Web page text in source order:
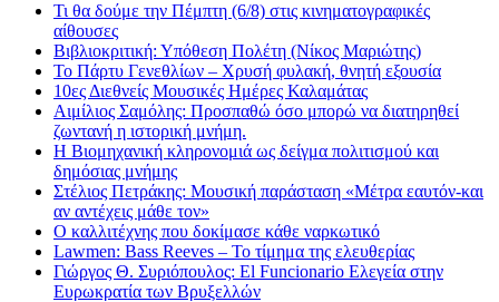
Τι θα δούμε την Πέμπτη (6/8) στις κινηματογραφικές
αίθουσες
Βιβλιοκριτική: Υπόθεση Πολέτη (Νίκος Μαριώτης)
Το Πάρτυ Γενεθλίων – Χρυσή φυλακή, θνητή εξουσία
10ες Διεθνείς Μουσικές Ημέρες Καλαμάτας
Αιμίλιος Σαμόλης: Προσπαθώ όσο μπορώ να διατηρηθεί
ζωντανή η ιστορική μνήμη.
Η Βιομηχανική κληρονομιά ως δείγμα πολιτισμού και
δημόσιας μνήμης
Στέλιος Πετράκης: Μουσική παράσταση «Μέτρα εαυτόν-και
αν αντέχεις μάθε τον»
Ο καλλιτέχνης που δοκίμασε κάθε ναρκωτικό
Lawmen: Bass Reeves – Το τίμημα της ελευθερίας
Γιώργος Θ. Συριόπουλος: El Funcionario Ελεγεία στην
Ευρωκρατία των Βρυξελλών